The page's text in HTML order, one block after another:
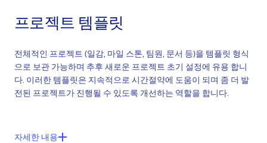
프로젝트 템플릿
전체적인 프로젝트 (일감, 마일 스톤, 팀원, 문서 등)을 템플릿 형식
으로 보관 가능하며 추후 새로운 프로젝트 초기 설정에 유용 합니
다. 이러한 템플릿은 지속적으로 시간절약에 도움이 되며 좀 더 발
전된 프로젝트가 진행될 수 있도록 개선하는 역할을 합니다.
자세한 내용